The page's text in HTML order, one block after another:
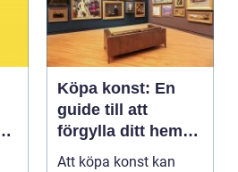
Köpa konst: En
guide till att
förgylla ditt hem
med unik skönhet
Att köpa konst kan